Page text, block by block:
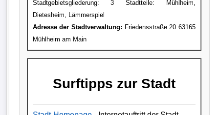
Stadtgebietsgliederung: 3 Stadtteile: Mühlheim,
Dietesheim, Lämmerspiel
Adresse der Stadtverwaltung: Friedensstraße 20 63165
Mühlheim am Main
Surftipps zur Stadt